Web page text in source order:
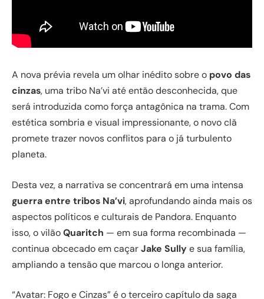
A nova prévia revela um olhar inédito sobre o povo das
cinzas, uma tribo Na’vi até então desconhecida, que
será introduzida como força antagônica na trama. Com
estética sombria e visual impressionante, o novo clã
promete trazer novos conflitos para o já turbulento
planeta.
Desta vez, a narrativa se concentrará em uma intensa
guerra entre tribos Na’vi, aprofundando ainda mais os
aspectos políticos e culturais de Pandora. Enquanto
isso, o vilãoQuaritch — em sua forma recombinada —
continua obcecado em caçarJake Sully e sua família,
ampliando a tensão que marcou o longa anterior.
“Avatar: Fogo e Cinzas” é o terceiro capítulo da saga